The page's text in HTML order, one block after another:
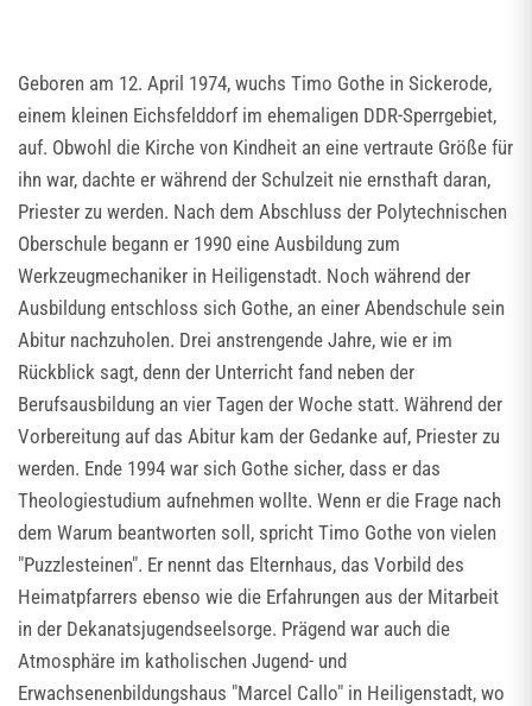
Geboren am 12. April 1974, wuchs Timo Gothe in Sickerode,
einem kleinen Eichsfelddorf im ehemaligen DDR-Sperrgebiet,
auf. Obwohl die Kirche von Kindheit an eine vertraute Größe für
ihn war, dachte er während der Schulzeit nie ernsthaft daran,
Priester zu werden. Nach dem Abschluss der Polytechnischen
Oberschule begann er 1990 eine Ausbildung zum
Werkzeugmechaniker in Heiligenstadt. Noch während der
Ausbildung entschloss sich Gothe, an einer Abendschule sein
Abitur nachzuholen. Drei anstrengende Jahre, wie er im
Rückblick sagt, denn der Unterricht fand neben der
Berufsausbildung an vier Tagen der Woche statt. Während der
Vorbereitung auf das Abitur kam der Gedanke auf, Priester zu
werden. Ende 1994 war sich Gothe sicher, dass er das
Theologiestudium aufnehmen wollte. Wenn er die Frage nach
dem Warum beantworten soll, spricht Timo Gothe von vielen
"Puzzlesteinen". Er nennt das Elternhaus, das Vorbild des
Heimatpfarrers ebenso wie die Erfahrungen aus der Mitarbeit
in der Dekanatsjugendseelsorge. Prägend war auch die
Atmosphäre im katholischen Jugend- und
Erwachsenenbildungshaus "Marcel Callo" in Heiligenstadt, wo